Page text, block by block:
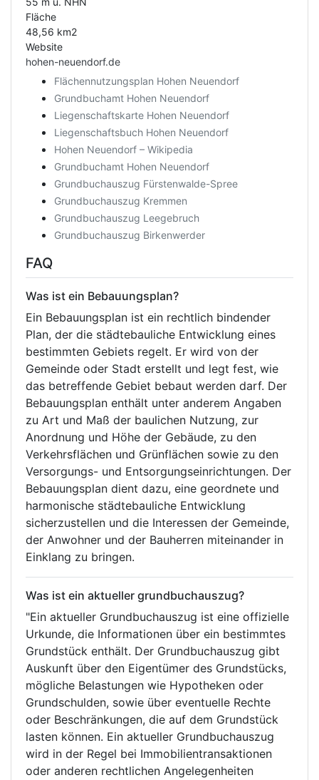
Fläche
48,56 km2
Website
hohen-neuendorf.de
Flächennutzungsplan Hohen Neuendorf
Grundbuchamt Hohen Neuendorf
Liegenschaftskarte Hohen Neuendorf
Liegenschaftsbuch Hohen Neuendorf
Hohen Neuendorf – Wikipedia
Grundbuchamt Hohen Neuendorf
Grundbuchauszug Fürstenwalde-Spree
Grundbuchauszug Kremmen
Grundbuchauszug Leegebruch
Grundbuchauszug Birkenwerder
FAQ
Was ist ein Bebauungsplan?
Ein Bebauungsplan ist ein rechtlich bindender
Plan, der die städtebauliche Entwicklung eines
bestimmten Gebiets regelt. Er wird von der
Gemeinde oder Stadt erstellt und legt fest, wie
das betreffende Gebiet bebaut werden darf. Der
Bebauungsplan enthält unter anderem Angaben
zu Art und Maß der baulichen Nutzung, zur
Anordnung und Höhe der Gebäude, zu den
Verkehrsflächen und Grünflächen sowie zu den
Versorgungs- und Entsorgungseinrichtungen. Der
Bebauungsplan dient dazu, eine geordnete und
harmonische städtebauliche Entwicklung
sicherzustellen und die Interessen der Gemeinde,
der Anwohner und der Bauherren miteinander in
Einklang zu bringen.
Was ist ein aktueller grundbuchauszug?
"Ein aktueller Grundbuchauszug ist eine offizielle
Urkunde, die Informationen über ein bestimmtes
Grundstück enthält. Der Grundbuchauszug gibt
Auskunft über den Eigentümer des Grundstücks,
mögliche Belastungen wie Hypotheken oder
Grundschulden, sowie über eventuelle Rechte
oder Beschränkungen, die auf dem Grundstück
lasten können. Ein aktueller Grundbuchauszug
wird in der Regel bei Immobilientransaktionen
oder anderen rechtlichen Angelegenheiten